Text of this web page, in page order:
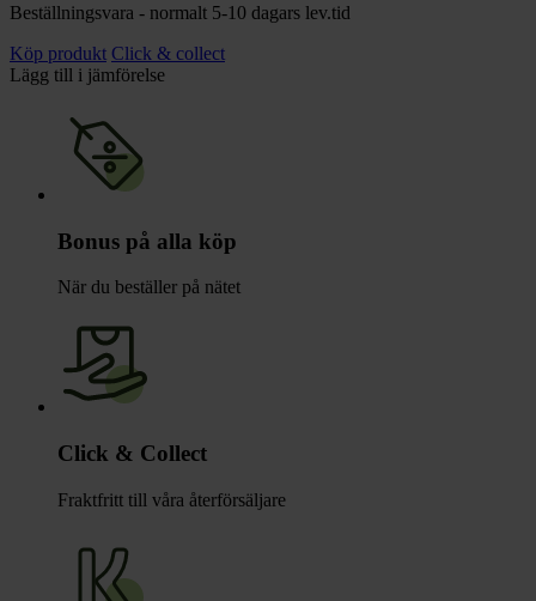
Beställningsvara - normalt 5-10 dagars lev.tid
Köp produkt Click & collect
Lägg till i jämförelse
Bonus på alla köp
När du beställer på nätet
Click & Collect
Fraktfritt till våra återförsäljare